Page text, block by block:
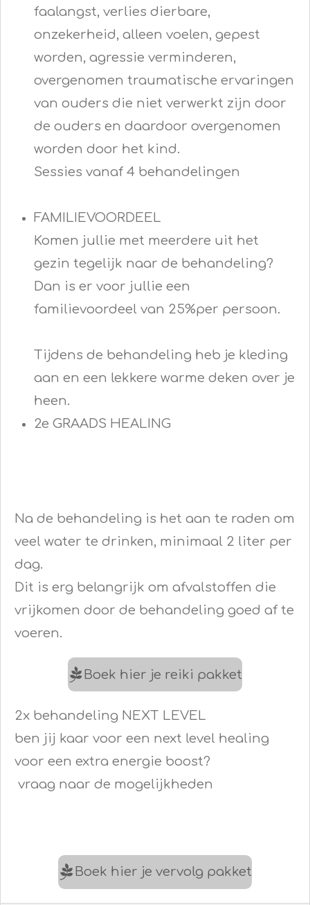
faalangst, verlies dierbare,
onzekerheid, alleen voelen, gepest
worden, agressie verminderen,
overgenomen traumatische ervaringen
van ouders die niet verwerkt zijn door
de ouders en daardoor overgenomen
worden door het kind.
Sessies vanaf 4 behandelingen
FAMILIEVOORDEEL
Komen jullie met meerdere uit het
gezin tegelijk naar de behandeling?
Dan is er voor jullie een
familievoordeel van 25%per persoon.
Tijdens de behandeling heb je kleding
aan en een lekkere warme deken over je
heen.
2e GRAADS HEALING
Na de behandeling is het aan te raden om
veel water te drinken, minimaal 2 liter per
dag.
Dit is erg belangrijk om afvalstoffen die
vrijkomen door de behandeling goed af te
voeren.
Boek hier je reiki pakket
2x behandeling NEXT LEVEL
ben jij kaar voor een next level healing
voor een extra energie boost?
vraag naar de mogelijkheden
Boek hier je vervolg pakket